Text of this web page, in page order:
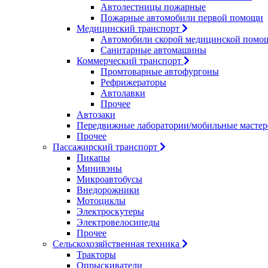
Автолестницы пожарные
Пожарные автомобили первой помощи
Медицинский транспорт
Автомобили скорой медицинской
Санитарные автомашины
Коммерческий транспорт
Промтоварные автофургоны
Рефрижераторы
Автолавки
Прочее
Автозаки
Передвижные лаборатории/мобильные
Прочее
Пассажирский транспорт
Пикапы
Минивэны
Микроавтобусы
Внедорожники
Мотоциклы
Электроскутеры
Электровелосипеды
Прочее
Сельскохозяйственная техника
Тракторы
Опрыскиватели